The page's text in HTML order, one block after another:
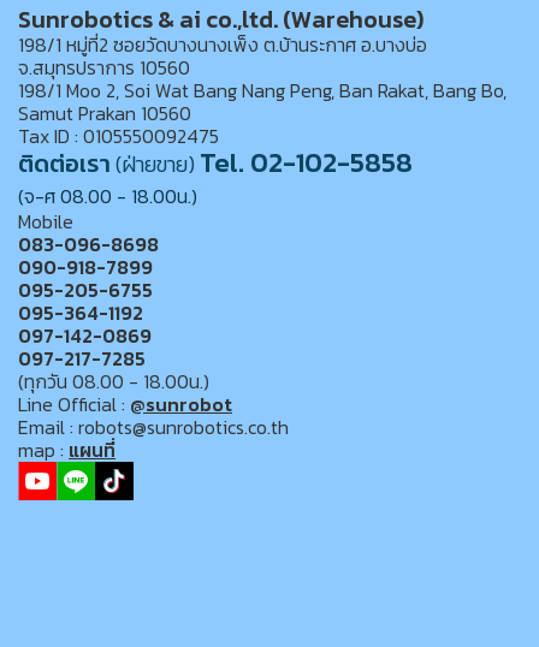
Sunrobotics & ai co.,ltd. (Warehouse)
198/1 หมู่ที่2 ซอยวัดบางนางเพ็ง ต.บ้านระกาศ อ.บางบ่อ
จ.สมุทรปราการ 10560
198/1 Moo 2, Soi Wat Bang Nang Peng, Ban Rakat, Bang Bo,
Samut Prakan 10560
Tax ID : 0105550092475
ติดต่อเรา(ฝ่ายขาย) Tel. 02-102-5858
(จ-ศ 08.00 - 18.00น.)
Mobile
083-096-8698
090-918-7899
095-205-6755
095-364-1192
097-142-0869
097-217-7285
(ทุกวัน 08.00 - 18.00น.)
Line Official : @sunrobot
Email : robots@sunrobotics.co.th
map : แผนที่